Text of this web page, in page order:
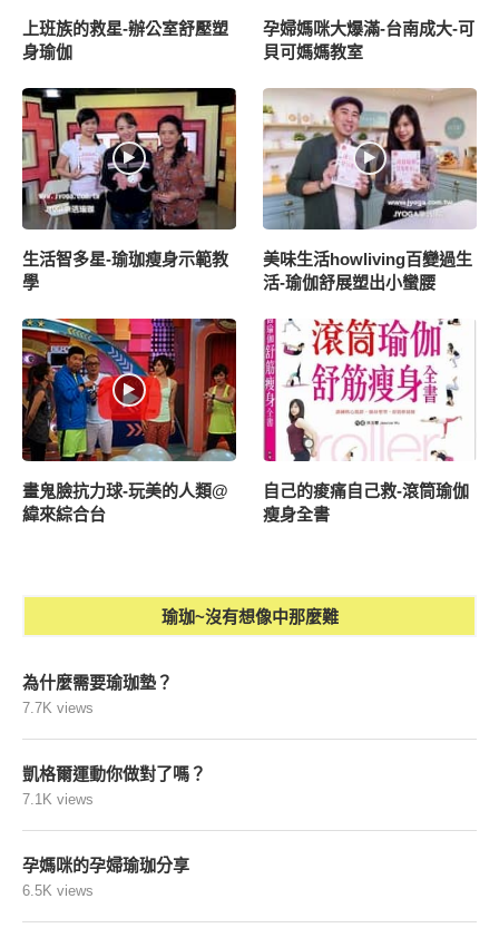
上班族的救星-辦公室舒壓塑
身瑜伽
孕婦媽咪大爆滿-台南成大-可
貝可媽媽教室
生活智多星-瑜珈瘦身示範教
學
美味生活howliving百變過生
活-瑜伽舒展塑出小蠻腰
畫鬼臉抗力球-玩美的人類@
緯來綜合台
自己的痠痛自己救-滾筒瑜伽
瘦身全書
瑜珈~沒有想像中那麼難
為什麼需要瑜珈墊？
7.7K views
凱格爾運動你做對了嗎？
7.1K views
孕媽咪的孕婦瑜珈分享
6.5K views